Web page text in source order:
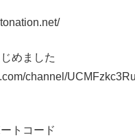
めました
channel/
トコード